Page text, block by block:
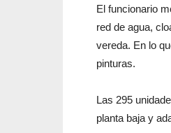
El funcionario
red de agua,
vereda. En lo
pinturas.
Las 295
planta baja y